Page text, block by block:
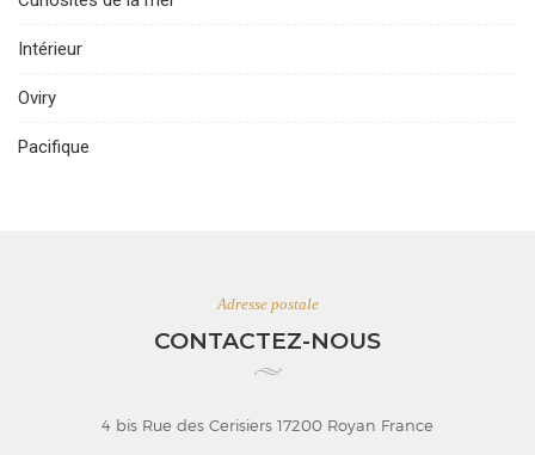
Intérieur
Oviry
Pacifique
Adresse postale
CONTACTEZ-NOUS
4 bis Rue des Cerisiers 17200 Royan France